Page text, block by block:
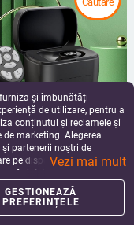
Bluetooth pentru telefon
multiplu și obiectiv cu
model S20, ABS
5.3, S20, ABS, Brand
93.31 Lei
add_shopping_cart
și îmbunătăți
de utilizare, pentru a
conținutul și reclamele și
marketing. Alegerea
partenerii noștri de
pe dispozitivul dvs. în
în orice moment
multe informații, vă
.
Vezi mai mult
GESTIONEAZĂ
PREFERINȚELE